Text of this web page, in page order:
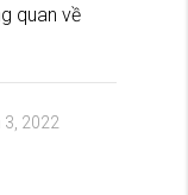
quan về
2022